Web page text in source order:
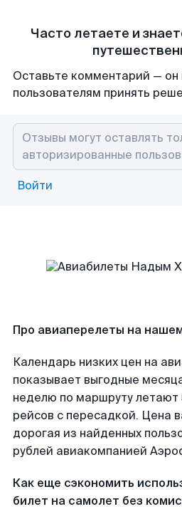
Часто летаете и
Оставьте комментарий —
пользователям принять
Войти
Про авиаперелеты на
Календарь низких цен на
показывает выгодные
неделю по маршруту летают
рейсов с пересадкой. Цена
дорогая из найденных
рублей авиакомпанией
Как еще сэкономить
билет на самолет без